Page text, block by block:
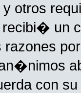
otros
recibi� un
razones
con